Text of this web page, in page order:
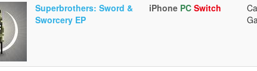
Superbrothers: Sword &
Sworcery EP
iPhone PC Switch